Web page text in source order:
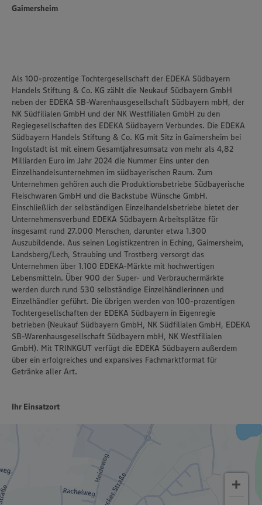
unseren Datenschutzhinweisen sowie in unserer Cookie
Gaimersheim
Als 100-prozentige Tochtergesellschaft der EDEKA Südbayern
Handels Stiftung & Co. KG zählt die Neukauf Südbayern GmbH
neben der EDEKA SB-Warenhausgesellschaft Südbayern mbH, der
NK Südfilialen GmbH und der NK Westfilialen GmbH zu den
Regiegesellschaften des EDEKA Südbayern Verbundes. Die EDEKA
Südbayern Handels Stiftung & Co. KG mit Sitz in Gaimersheim bei
Ingolstadt ist mit einem Gesamtjahresumsatz von mehr als 4,82
Milliarden Euro im Jahr 2024 die Nummer Eins unter den
Einzelhandelsunternehmen im südbayerischen Raum. Zum
Unternehmen gehören auch die Produktionsbetriebe Südbayerische
Fleischwaren GmbH und die Backstube Wünsche GmbH.
Einschließlich der selbständigen Einzelhandelsbetriebe bietet der
Unternehmensverbund EDEKA Südbayern Arbeitsplätze für
insgesamt rund 27.000 Menschen, darunter etwa 1.300
Auszubildende. Aus seinen Logistikzentren in Eching, Gaimersheim,
Landsberg/Lech, Straubing und Trostberg versorgt das
Unternehmen über 1.100 EDEKA-Märkte mit hochwertigen
Lebensmitteln. Über 900 der Super- und Verbrauchermärkte
werden durch rund 530 selbständige Einzelhändlerinnen und
Einzelhändler geführt. Die übrigen werden von 100-prozentigen
Tochtergesellschaften der EDEKA Südbayern in Eigenregie
betrieben (Neukauf Südbayern GmbH, NK Südfilialen GmbH, EDEKA
SB-Warenhausgesellschaft Südbayern mbH, NK Westfilialen
GmbH). Mit TRINKGUT verfügt die EDEKA Südbayern außerdem
über ein erfolgreiches und expansives Fachmarktformat für
Getränke aller Art.
Ihr Einsatzort